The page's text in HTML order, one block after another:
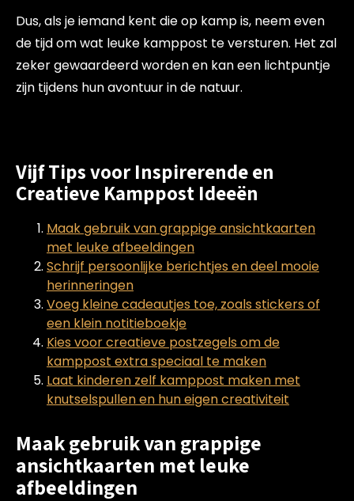
Dus, als je iemand kent die op kamp is, neem even
de tijd om wat leuke kamppost te versturen. Het zal
zeker gewaardeerd worden en kan een lichtpuntje
zijn tijdens hun avontuur in de natuur.
Vijf Tips voor Inspirerende en
Creatieve Kamppost Ideeën
Maak gebruik van grappige ansichtkaarten
met leuke afbeeldingen
Schrijf persoonlijke berichtjes en deel mooie
herinneringen
Voeg kleine cadeautjes toe, zoals stickers of
een klein notitieboekje
Kies voor creatieve postzegels om de
kamppost extra speciaal te maken
Laat kinderen zelf kamppost maken met
knutselspullen en hun eigen creativiteit
Maak gebruik van grappige
ansichtkaarten met leuke
afbeeldingen